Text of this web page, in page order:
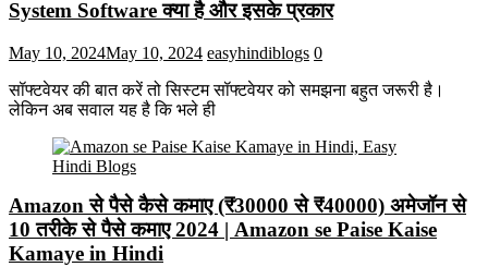
System Software क्या है और इसके प्रकार
May 10, 2024May 10, 2024 easyhindiblogs 0
सॉफ्टवेयर की बात करें तो सिस्टम सॉफ्टवेयर को समझना बहुत जरूरी है।
लेकिन अब सवाल यह है कि भले ही
Amazon से पैसे कैसे कमाए (₹30000 से ₹40000) अमेजॉन से
10 तरीके से पैसे कमाए 2024 | Amazon se Paise Kaise
Kamaye in Hindi